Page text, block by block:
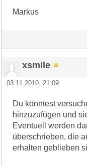
Markus
xsmile
03.11.2010, 21:09
Du könntest
hinzuzufügen und
Eventuell werden
überschrieben, die
erhalten geblieben